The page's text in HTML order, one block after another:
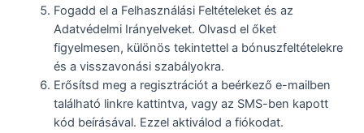
Fogadd el a Felhasználási Feltételeket és az
Adatvédelmi Irányelveket. Olvasd el őket
figyelmesen, különös tekintettel a bónuszfeltételekre
és a visszavonási szabályokra.
Erősítsd meg a regisztrációt a beérkező e-mailben
található linkre kattintva, vagy az SMS-ben kapott
kód beírásával. Ezzel aktiválod a fiókodat.